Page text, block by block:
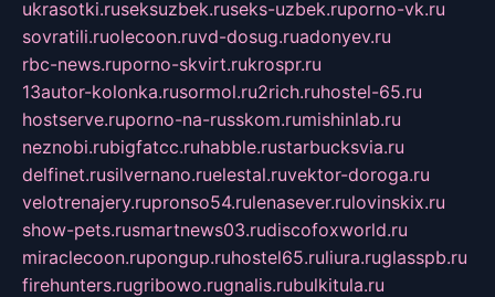
ukrasotki.ruseksuzbek.ruseks-uzbek.ruporno-vk.ru
sovratili.ruolecoon.ruvd-dosug.ruadonyev.ru
rbc-news.ruporno-skvirt.rukrospr.ru
13autor-kolonka.rusormol.ru2rich.ruhostel-65.ru
hostserve.ruporno-na-russkom.rumishinlab.ru
neznobi.rubigfatcc.ruhabble.rustarbucksvia.ru
delfinet.rusilvernano.ruelestal.ruvektor-doroga.ru
velotrenajery.rupronso54.rulenasever.rulovinskix.ru
show-pets.rusmartnews03.rudiscofoxworld.ru
miraclecoon.rupongup.ruhostel65.ruliura.ruglasspb.ru
firehunters.rugribowo.rugnalis.rubulkitula.ru